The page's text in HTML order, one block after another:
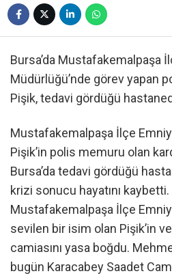
Bursa’da Mustafakemalpaşa
Müdürlüğü’nde görev yapan
Pişik, tedavi gördüğü
Mustafakemalpaşa İlçe
Pişik’in polis memuru olan
Bursa’da tedavi gördüğü
krizi sonucu hayatını kaybetti.
Mustafakemalpaşa İlçe
sevilen bir isim olan Pişik’in
camiasını yasa boğdu.
bugün Karacabey Saadet